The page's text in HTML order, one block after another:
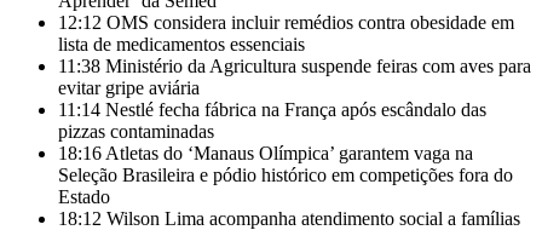
12:12 OMS considera incluir remédios contra obesidade em
lista de medicamentos essenciais
11:38 Ministério da Agricultura suspende feiras com aves para
evitar gripe aviária
11:14 Nestlé fecha fábrica na França após escândalo das
pizzas contaminadas
18:16 Atletas do ‘Manaus Olímpica’ garantem vaga na
Seleção Brasileira e pódio histórico em competições fora do
Estado
18:12 Wilson Lima acompanha atendimento social a famílias